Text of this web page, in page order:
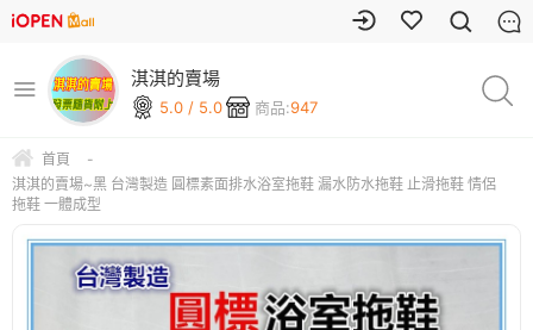
淇淇的賣場
5.0 / 5.0 商品:947
首頁
-
淇淇的賣場~黑 台灣製造 圓標素面排水浴室拖鞋 漏水防水拖鞋 止滑拖鞋 情侶
拖鞋 一體成型